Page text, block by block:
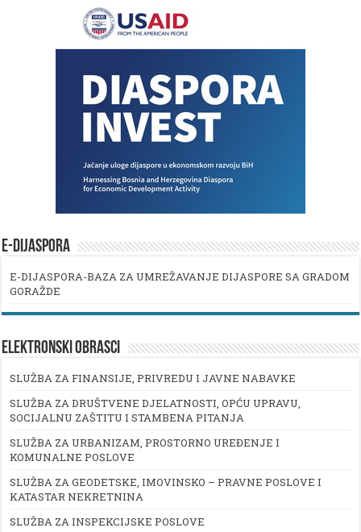
E-DIJASPORA
E-DIJASPORA-BAZA ZA UMREŽAVANJE DIJASPORE SA GRADOM
GORAŽDE
ELEKTRONSKI OBRASCI
SLUŽBA ZA FINANSIJE, PRIVREDU I JAVNE NABAVKE
SLUŽBA ZA DRUŠTVENE DJELATNOSTI, OPĆU UPRAVU,
SOCIJALNU ZAŠTITU I STAMBENA PITANJA
SLUŽBA ZA URBANIZAM, PROSTORNO UREĐENJE I
KOMUNALNE POSLOVE
SLUŽBA ZA GEODETSKE, IMOVINSKO – PRAVNE POSLOVE I
KATASTAR NEKRETNINA
SLUŽBA ZA INSPEKCIJSKE POSLOVE